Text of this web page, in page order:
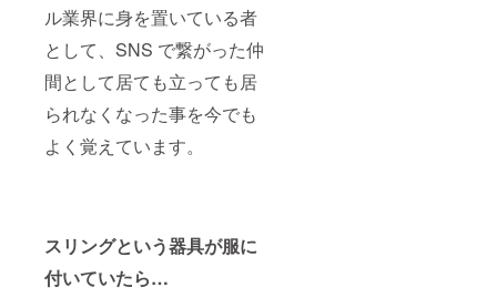
ル業界に身を置いている者
として、SNS で繋がった仲
間として居ても立っても居
られなくなった事を今でも
よく覚えています。
スリングという器具が服に
付いていたら…